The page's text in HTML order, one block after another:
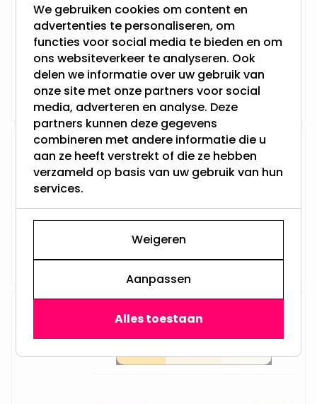
Switch
Maandag verzonden
79,95
LED Highbay Argos -
150W/120W/100W met CCT
Switch
Op voorraad,
Maandag verzonden
69,95
100W/80W/60W met CCT Switch
We gebruiken cookies om content en
advertenties te personaliseren, om
functies voor social media te bieden en om
ons websiteverkeer te analyseren. Ook
delen we informatie over uw gebruik van
onze site met onze partners voor social
media, adverteren en analyse. Deze
partners kunnen deze gegevens
combineren met andere informatie die u
aan ze heeft verstrekt of die ze hebben
verzameld op basis van uw gebruik van hun
services.
Weigeren
Aanpassen
Alles toestaan